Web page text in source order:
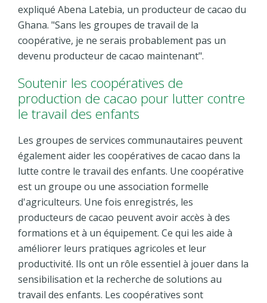
expliqué Abena Latebia, un producteur de cacao du
Ghana. "Sans les groupes de travail de la
coopérative, je ne serais probablement pas un
devenu producteur de cacao maintenant".
Soutenir les coopératives de
production de cacao pour lutter contre
le travail des enfants
Les groupes de services communautaires peuvent
également aider les coopératives de cacao dans la
lutte contre le travail des enfants. Une coopérative
est un groupe ou une association formelle
d'agriculteurs. Une fois enregistrés, les
producteurs de cacao peuvent avoir accès à des
formations et à un équipement. Ce qui les aide à
améliorer leurs pratiques agricoles et leur
productivité. Ils ont un rôle essentiel à jouer dans la
sensibilisation et la recherche de solutions au
travail des enfants. Les coopératives sont